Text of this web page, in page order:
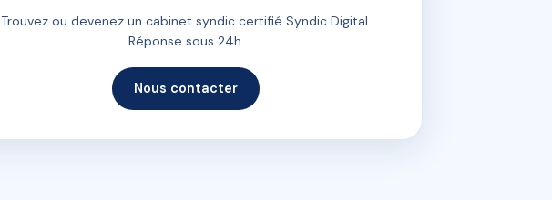
Trouvez ou devenez un cabinet syndic certifié Syndic Digital.
Réponse sous 24h.
Nous contacter